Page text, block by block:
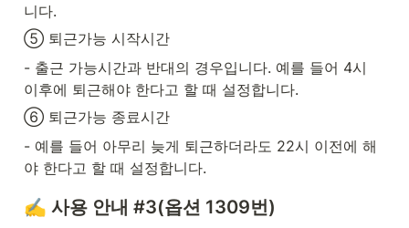
니다.
⑤ 퇴근가능 시작시간
- 출근 가능시간과 반대의 경우입니다. 예를 들어 4시
이후에 퇴근해야 한다고 할 때 설정합니다.
⑥ 퇴근가능 종료시간
- 예를 들어 아무리 늦게 퇴근하더라도 22시 이전에 해
야 한다고 할 때 설정합니다.
✍️ 사용 안내 #3(옵션 1309번)